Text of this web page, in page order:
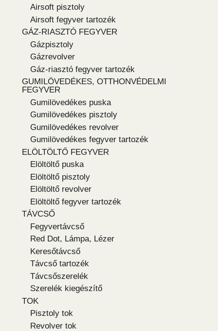
Airsoft pisztoly
Airsoft fegyver tartozék
GÁZ-RIASZTÓ FEGYVER
Gázpisztoly
Gázrevolver
Gáz-riasztó fegyver tartozék
GUMILÖVEDÉKES, OTTHONVÉDELMI
FEGYVER
Gumilövedékes puska
Gumilövedékes pisztoly
Gumilövedékes revolver
Gumilövedékes fegyver tartozék
ELÖLTÖLTŐ FEGYVER
Elöltöltő puska
Elöltöltő pisztoly
Elöltöltő revolver
Elöltöltő fegyver tartozék
TÁVCSŐ
Fegyvertávcső
Red Dot, Lámpa, Lézer
Keresőtávcső
Távcső tartozék
Távcsőszerelék
Szerelék kiegészítő
TOK
Pisztoly tok
Revolver tok